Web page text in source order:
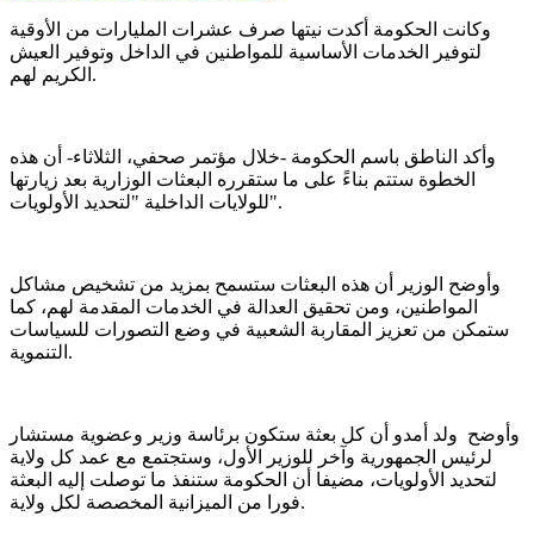
وكانت الحكومة أكدت نيتها صرف عشرات المليارات من الأوقية
لتوفير الخدمات الأساسية للمواطنين في الداخل وتوفير العيش
الكريم لهم.
وأكد الناطق باسم الحكومة -خلال مؤتمر صحفي، الثلاثاء- أن هذه
الخطوة ستتم بناءً على ما ستقرره البعثات الوزارية بعد زيارتها
للولايات الداخلية "لتحديد الأولويات".
وأوضح الوزير أن هذه البعثات ستسمح بمزيد من تشخيص مشاكل
المواطنين، ومن تحقيق العدالة في الخدمات المقدمة لهم، كما
ستمكن من تعزيز المقاربة الشعبية في وضع التصورات للسياسات
التنموية.
وأوضح ولد أمدو أن كل بعثة ستكون برئاسة وزير وعضوية مستشار
لرئيس الجمهورية وآخر للوزير الأول، وستجتمع مع عمد كل ولاية
لتحديد الأولويات، مضيفا أن الحكومة ستنفذ ما توصلت إليه البعثة
فورا من الميزانية المخصصة لكل ولاية.